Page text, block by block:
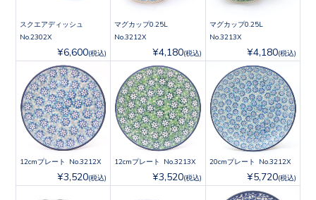
スクエアディッシュ
No.2302X
¥6,600(税込)
マグカップ0.25L
No.3212X
¥4,180(税込)
マグカップ0.25L
No.3213X
¥4,180(税込)
12cmプレート No.3212X
¥3,520(税込)
12cmプレート No.3213X
¥3,520(税込)
20cmプレート No.3212X
¥5,720(税込)